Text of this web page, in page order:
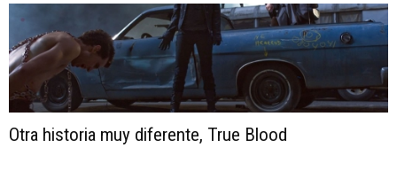
Otra historia muy diferente, True Blood